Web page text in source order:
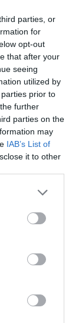
parties, or
for
opt-out
that after your
seeing
utilized by
prior to
further
parties on the
may
IAB’s List of
it to other
more Google
may click to
party tags to
below Google
ΕΘΝΙΚΟ
ΚΑΠΟΔΙΣΤΡΙΑΚΟ
ΠΑΝΕΠΙΣΤΗΜΙΟ
ΑΘΗΝΩΝ